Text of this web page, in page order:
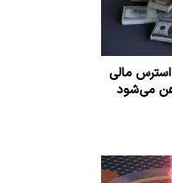
استرس مالی
می‌شود